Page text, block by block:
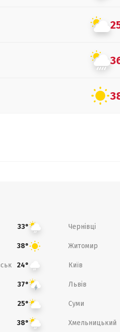
33° Чернівці
38° Житомир
24° Київ
37° Львів
25° Суми
38° Хмельницький